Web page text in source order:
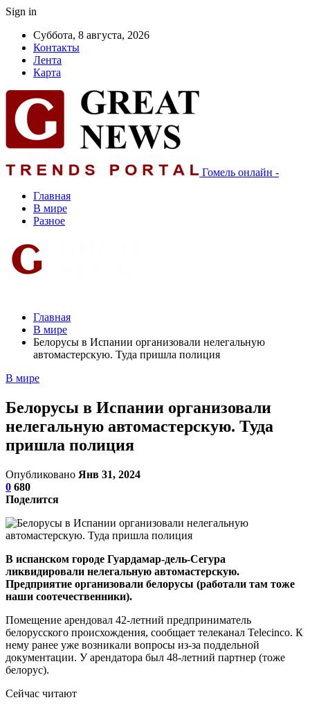
Sign in
Суббота, 8 августа, 2026
Контакты
Лента
Карта
Гомель онлайн -
Главная
В мире
Разное
Главная
В мире
Белорусы в Испании организовали нелегальную
автомастерскую. Туда пришла полиция
В мире
Белорусы в Испании организовали
нелегальную автомастерскую. Туда
пришла полиция
Опубликовано Янв 31, 2024
0 680
Поделится
В испанском городе Гуардамар-дель-Сегура
ликвидировали нелегальную автомастерскую.
Предприятие организовали белорусы (работали там тоже
наши соотечественники).
Помещение арендовал 42-летний предприниматель
белорусского происхождения, сообщает телеканал Telecinco. К
нему ранее уже возникали вопросы из-за поддельной
документации. У арендатора был 48-летний партнер (тоже
белорус).
Сейчас читают